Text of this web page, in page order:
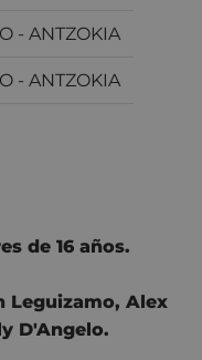
- ANTZOKIA
- ANTZOKIA
de 16 años.
Leguizamo, Alex
D'Angelo.